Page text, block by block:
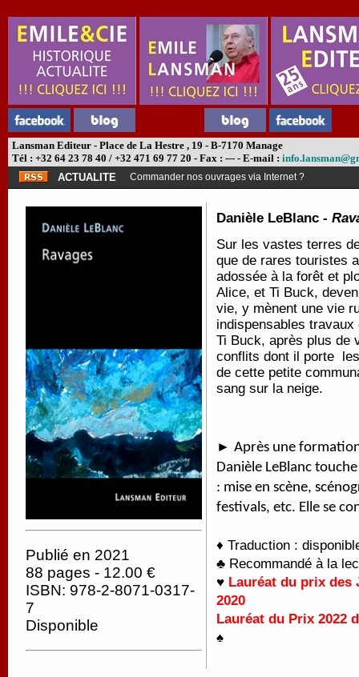
Lansman Editeur - Place de La Hestre , 19 - B-7170 Manage
Tél : +32 64 23 78 40 / +32 471 69 77 20 - Fax : --- - E-mail :
ACTUALITE
Commander nos ouvrages via Internet ?
Publié en 2021
88 pages - 12.00 €
ISBN: 978-2-8071-0317-
7
Disponible
Danièle LeBlanc -
Sur les vastes terres
que de rares touristes
adossée à la forêt et
Alice, et Ti Buck,
vie, y mènent une vie
indispensables
Ti Buck, après plus de
conflits dont il porte
de cette petite
sang sur la neige.
► Après une
Danièle LeBlanc
: mise en scène,
festivals, etc. Elle se
♦ Traduction :
♣ Recommandé à la
♥ Lauréat du prix des
2020
Lauréat du Prix 2022
♠